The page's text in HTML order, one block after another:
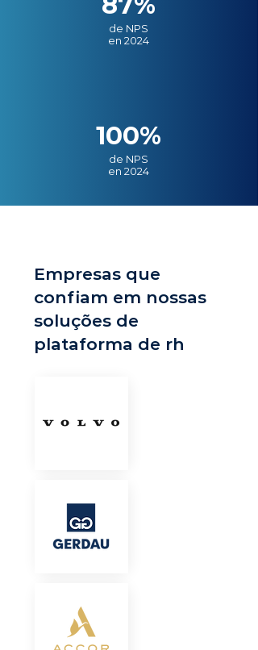
de NPS
en 2024
100%
de NPS
en 2024
Empresas que
confiam em nossas
soluções de
plataforma de rh